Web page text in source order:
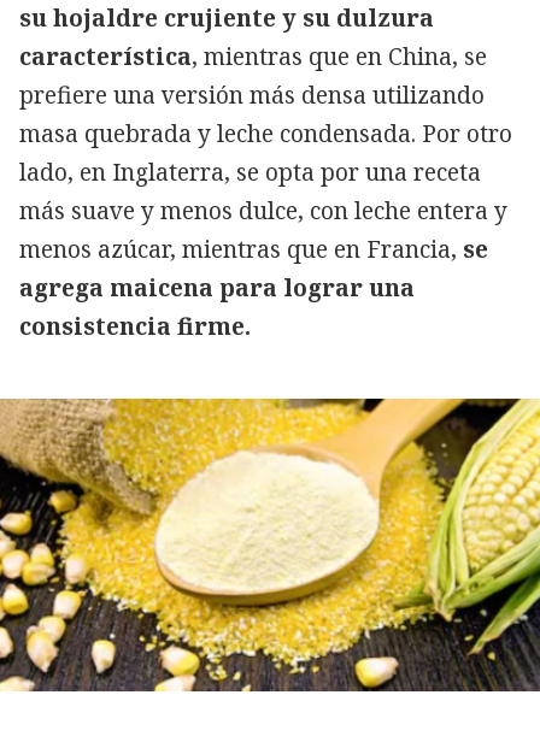
su hojaldre crujiente y su dulzura
característica, mientras que en China, se
prefiere una versión más densa utilizando
masa quebrada y leche condensada. Por otro
lado, en Inglaterra, se opta por una receta
más suave y menos dulce, con leche entera y
menos azúcar, mientras que en Francia, se
agrega maicena para lograr una
consistencia firme.